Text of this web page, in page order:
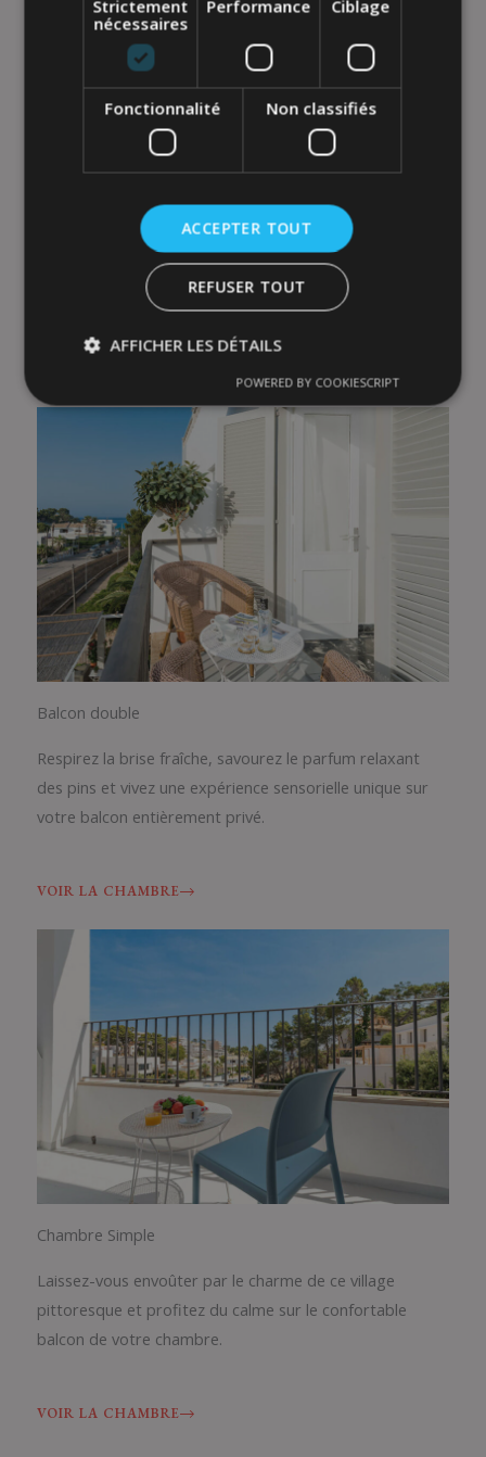
Jetez un coup d'œil à nos autres chambres
Balcon double
Respirez la brise fraîche, savourez le parfum relaxant
des pins et vivez une expérience sensorielle unique sur
votre balcon entièrement privé.
VOIR LA CHAMBRE
Chambre Simple
Laissez-vous envoûter par le charme de ce village
pittoresque et profitez du calme sur le confortable
balcon de votre chambre.
VOIR LA CHAMBRE
Strictement
nécessaires
Performance Ciblage
Fonctionnalité Non classifiés
ACCEPTER TOUT
REFUSER TOUT
AFFICHER LES DÉTAILS
POWERED BY COOKIESCRIPT